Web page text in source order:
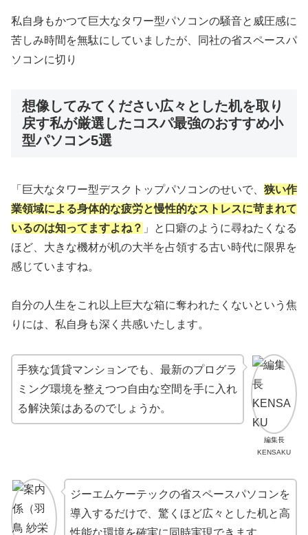
私自身もかつて巨大なタワー型パソコンの騒音と威圧感に
苦しみ時間を無駄にしていましたが、同社の省スペースパ
ソコンに切り
想像してみてください広々とした机を取り
戻す私が厳選したコスパ最強のおすすめ小
型パソコン5選
「巨大なタワー型デスクトップパソコンのせいで、 狭い作
業領域による身体的な疲労と慢性的なストレスに苛まれて
いるのは知ってますよね？ 」と口癖のように尋ねたくなる
ほど、大きな機材が机の大半を占領する古い時代に限界を
感じていますね。
自分の人生をこれ以上巨大な箱に奪われたくないという焦
りには、私自身も深く共感いたします。
編集長
KENSAKU
手狭な賃貸マンションでも、最新のプログラ
ミング環境を整えつつ自由な空間を手に入れ
る解決策はあるのでしょうか。
ジーエムケーテックの省スペースパソコンを
導入するだけで、驚くほど広々とした机と高
性能な環境を確実に同時実現できます。